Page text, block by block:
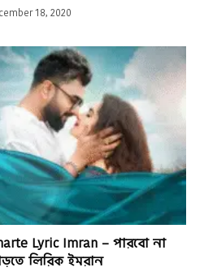
18, 2020
Lyric Imran – পারবো না
লিরিক ইমরান